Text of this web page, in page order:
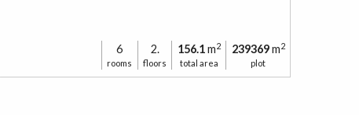
6
rooms
2.
floors
156.1m2
total area
239369m2
plot